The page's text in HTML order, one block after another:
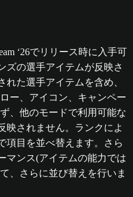
‘26でリリース時に入手可
ズの選手アイテムが反映さ
た選手アイテムを含め、
ー、アイコン、キャンペー
、他のモードで利用可能な
映されません。ランクによ
項目を並べ替えます。さら
マンス(アイテムの能力では
、さらに並び替えを行いま